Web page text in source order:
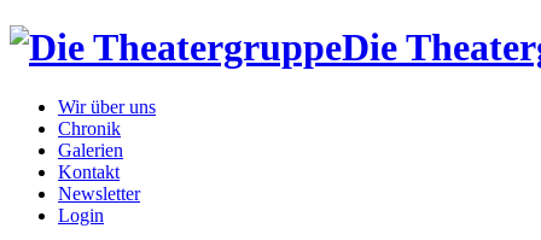
Die
Wir über uns
Chronik
Galerien
Kontakt
Newsletter
Login